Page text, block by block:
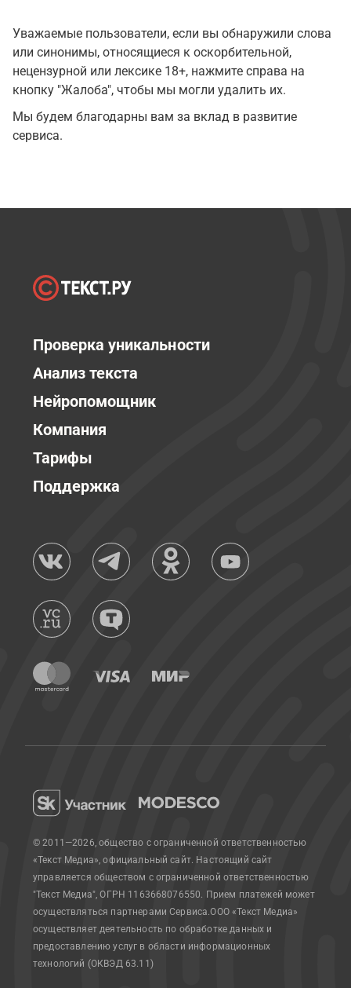
Уважаемые пользователи, если вы обнаружили слова
или синонимы, относящиеся к оскорбительной,
нецензурной или лексике 18+, нажмите справа на
кнопку "Жалоба", чтобы мы могли удалить их.
Мы будем благодарны вам за вклад в развитие
сервиса.
Проверка уникальности
Анализ текста
Нейропомощник
Компания
Тарифы
Поддержка
© 2011—2026, общество с ограниченной ответственностью
«Текст Медиа», официальный сайт. Настоящий сайт
управляется обществом с ограниченной ответственностью
"Текст Медиа", ОГРН 1163668076550. Прием платежей может
осуществляться партнерами Сервиса.ООО «Текст Медиа»
осуществляет деятельность по обработке данных и
предоставлению услуг в области информационных
технологий (ОКВЭД 63.11)